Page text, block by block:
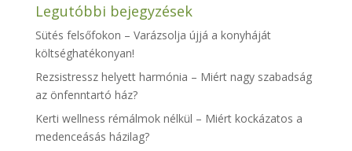
Legutóbbi bejegyzések
Sütés felsőfokon – Varázsolja újjá a konyháját
költséghatékonyan!
Rezsistressz helyett harmónia – Miért nagy szabadság
az önfenntartó ház?
Kerti wellness rémálmok nélkül – Miért kockázatos a
medenceásás házilag?